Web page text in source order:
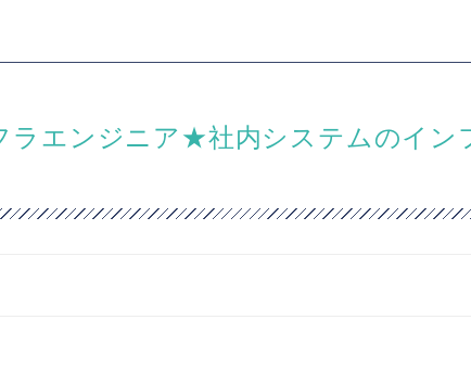
ラエンジニア★社内システムのイン